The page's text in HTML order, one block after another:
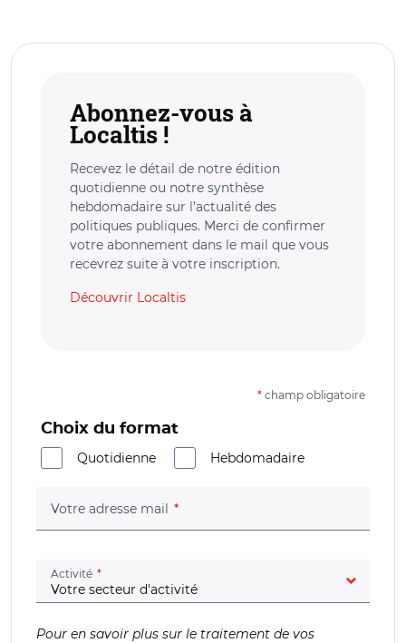
Abonnez-vous à
Localtis !
Recevez le détail de notre édition
quotidienne ou notre synthèse
hebdomadaire sur l’actualité des
politiques publiques. Merci de confirmer
votre abonnement dans le mail que vous
recevrez suite à votre inscription.
Découvrir Localtis
* champ obligatoire
Choix du format
Quotidienne
Hebdomadaire
Votre adresse mail (champ obligatoire)
Activité (champ obligatoire)
Pour en savoir plus sur le traitement de vos